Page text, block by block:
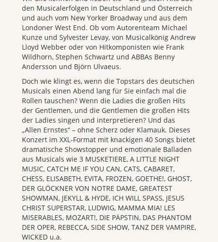
den Musicalerfolgen in Deutschland und Österreich
und auch vom New Yorker Broadway und aus dem
Londoner West End. Ob vom Autorenteam Michael
Kunze und Sylvester Levay, von Musicalkönig Andrew
Lloyd Webber oder von Hitkomponisten wie Frank
Wildhorn, Stephen Schwartz und ABBAs Benny
Andersson und Björn Ulvaeus.
Doch wie klingt es, wenn die Topstars des deutschen
Musicals einen Abend lang für Sie einfach mal die
Rollen tauschen? Wenn die Ladies die großen Hits
der Gentlemen, und die Gentlemen die großen Hits
der Ladies singen und interpretieren? Und das
„Allen Ernstes“ – ohne Scherz oder Klamauk. Dieses
Konzert im XXL-Format mit knackigen 40 Songs bietet
dramatische Showstopper und emotionale Balladen
aus Musicals wie 3 MUSKETIERE, A LITTLE NIGHT
MUSIC, CATCH ME IF YOU CAN, CATS, CABARET,
CHESS, ELISABETH, EVITA, FROZEN, GOETHE!, GHOST,
DER GLÖCKNER VON NOTRE DAME, GREATEST
SHOWMAN, JEKYLL & HYDE, ICH WILL SPASS, JESUS
CHRIST SUPERSTAR, LUDWIG, MAMMA MIA! LES
MISERABLES, MOZART!, DIE PÄPSTIN, DAS PHANTOM
DER OPER, REBECCA, SIDE SHOW, TANZ DER VAMPIRE,
WICKED u.a.